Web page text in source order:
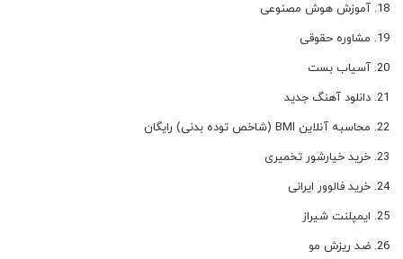
آموزش هوش مصنوعی
مشاوره حقوقی
آسیاب بست
دانلود آهنگ جدید
محاسبه آنلاین BMI (شاخص توده بدنی) رایگان
خرید خیارشور تخمیری
خرید فالوور ایرانی
ایمپلنت شیراز
ضد ریزش مو